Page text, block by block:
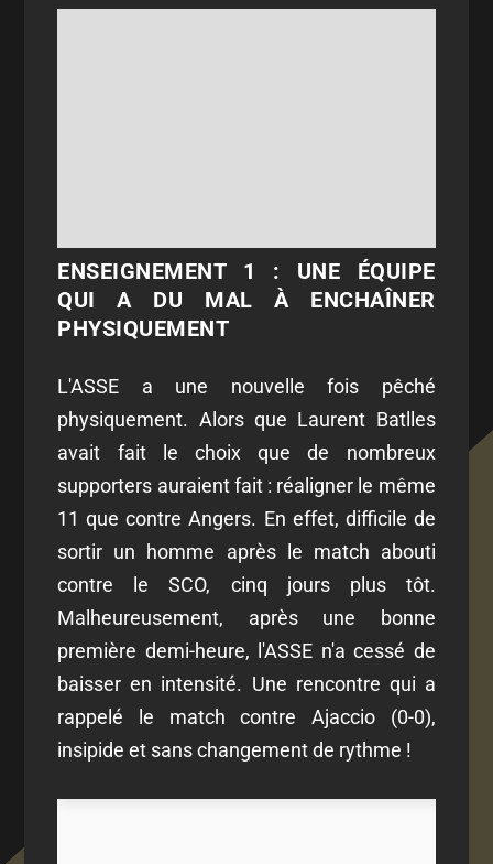
ENSEIGNEMENT 1 : UNE ÉQUIPE
QUI A DU MAL À ENCHAÎNER
PHYSIQUEMENT
L'ASSE a une nouvelle fois pêché
physiquement. Alors que Laurent Batlles
avait fait le choix que de nombreux
supporters auraient fait : réaligner le même
11 que contre Angers. En effet, difficile de
sortir un homme après le match abouti
contre le SCO, cinq jours plus tôt.
Malheureusement, après une bonne
première demi-heure, l'ASSE n'a cessé de
baisser en intensité. Une rencontre qui a
rappelé le match contre Ajaccio (0-0),
insipide et sans changement de rythme !